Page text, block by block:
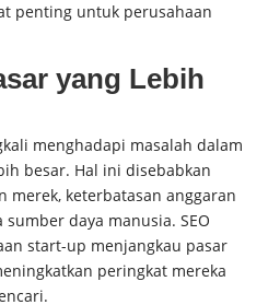
penting untuk perusahaan
yang Lebih
menghadapi masalah dalam
besar. Hal ini disebabkan
merek, keterbatasan anggaran
daya manusia. SEO
start-up menjangkau pasar
peringkat mereka